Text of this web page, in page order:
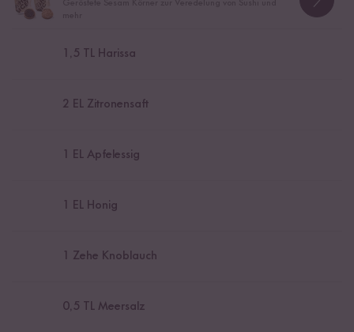
1,5 TL Harissa
2 EL Zitronensaft
1 EL Apfelessig
1 EL Honig
1 Zehe Knoblauch
0,5 TL Meersalz